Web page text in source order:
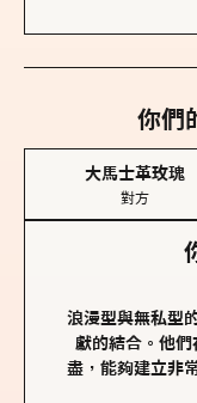
你們
大馬士革玫瑰
對方
浪漫型與無私型
獻的結合。他
盡，能夠建立非